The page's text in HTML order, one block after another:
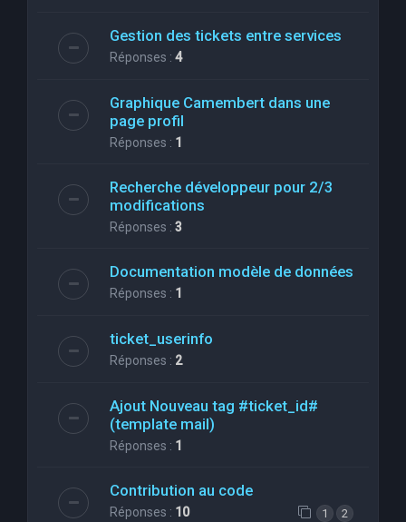
Gestion des tickets entre services
Réponses : 4
Graphique Camembert dans une
page profil
Réponses : 1
Recherche développeur pour 2/3
modifications
Réponses : 3
Documentation modèle de données
Réponses : 1
ticket_userinfo
Réponses : 2
Ajout Nouveau tag #ticket_id#
(template mail)
Réponses : 1
Contribution au code
Réponses : 10 1 2